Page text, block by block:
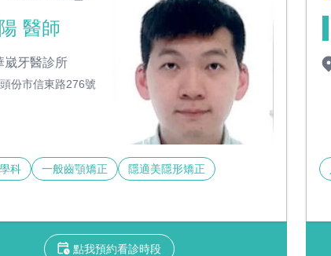
醫師
崴牙醫診所
份市信東路276號
科 一般齒顎矯正 隱適美隱形矯正
點我預約看診時段